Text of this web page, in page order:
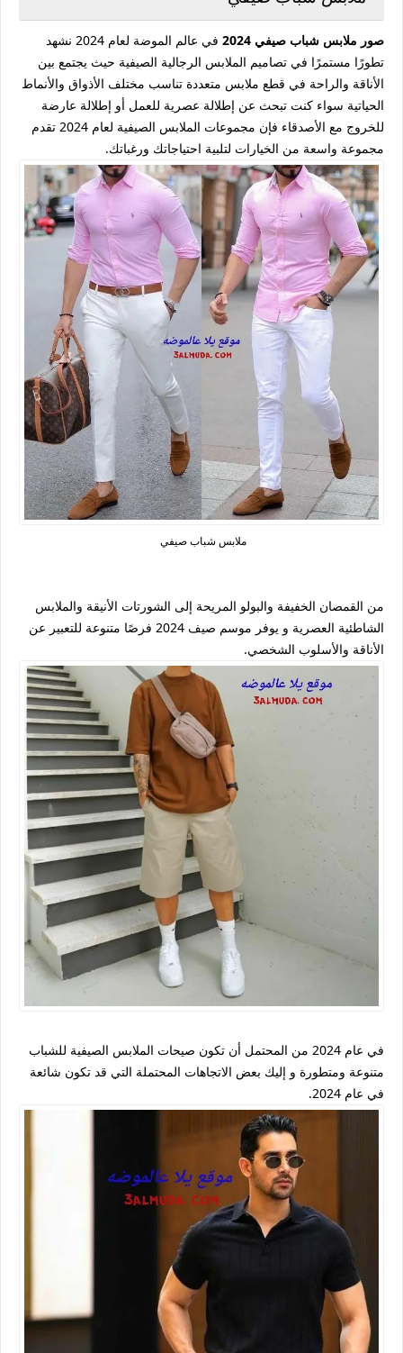
صور ملابس شباب صيفي 2024
في عالم الموضة لعام 2024 نشهد
تطورًا مستمرًا في تصاميم الملابس الرجالية الصيفية حيث يجتمع بين
الأناقة والراحة في قطع ملابس متعددة تناسب مختلف الأذواق والأنماط
الحياتية سواء كنت تبحث عن إطلالة عصرية للعمل أو إطلالة عارضة
للخروج مع الأصدقاء فإن مجموعات الملابس الصيفية لعام 2024 تقدم
مجموعة واسعة من الخيارات لتلبية احتياجاتك ورغباتك.
ملابس شباب صيفي
من القمصان الخفيفة والبولو المريحة إلى الشورتات الأنيقة والملابس
الشاطئية العصرية و يوفر موسم صيف 2024 فرصًا متنوعة للتعبير عن
الأناقة والأسلوب الشخصي.
في عام 2024 من المحتمل أن تكون صيحات الملابس الصيفية للشباب
متنوعة ومتطورة و إليك بعض الاتجاهات المحتملة التي قد تكون شائعة
في عام 2024.